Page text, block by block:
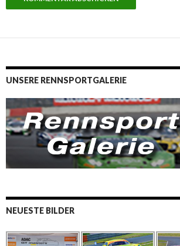
UNSERE RENNSPORTGALERIE
NEUESTE BILDER